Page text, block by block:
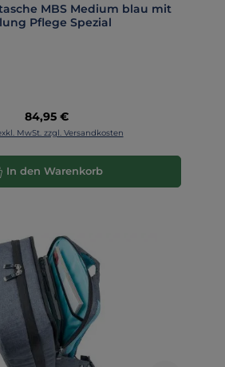
MBS Medium blau mit
Pflege Spezial
Regulärer Preis:
84,95 €
MwSt. zzgl. Versandkosten
In den Warenkorb